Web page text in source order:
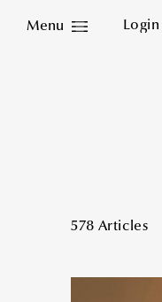
Menu Login
Close
578 Articles